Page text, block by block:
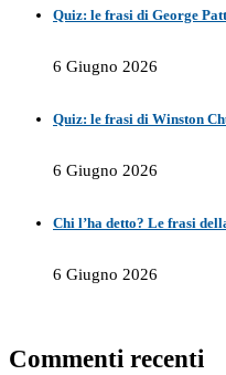
Quiz: le frasi di George
6 Giugno 2026
Quiz: le frasi di Winston
6 Giugno 2026
Chi l’ha detto? Le frasi
6 Giugno 2026
Commenti recenti